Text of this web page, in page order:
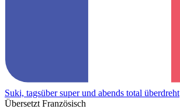
Suki, tagsüber super und abends total überdreht
Übersetzt Französisch